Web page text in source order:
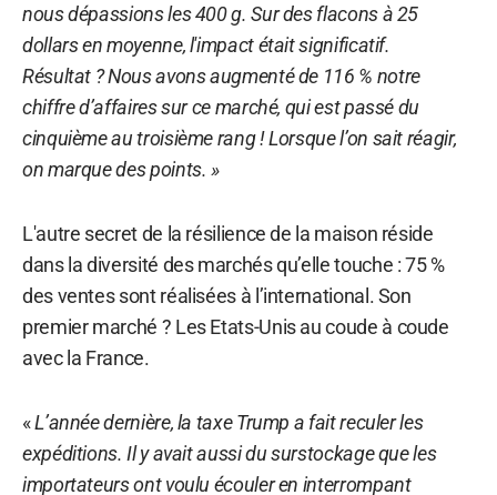
nous dépassions les 400 g. Sur des flacons à 25
dollars en moyenne, l'impact était significatif.
Résultat ? Nous avons augmenté de 116 % notre
chiffre d’affaires sur ce marché, qui est passé du
cinquième au troisième rang ! Lorsque l’on sait réagir,
on marque des points. »
L'autre secret de la résilience de la maison réside
dans la diversité des marchés qu’elle touche : 75 %
des ventes sont réalisées à l’international. Son
premier marché ? Les Etats-Unis au coude à coude
avec la France.
«L’année dernière, la taxe Trump a fait reculer les
expéditions. Il y avait aussi du surstockage que les
importateurs ont voulu écouler en interrompant